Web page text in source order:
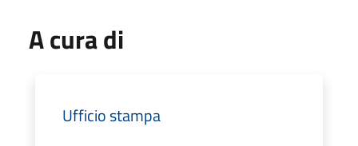
A cura di
Ufficio stampa